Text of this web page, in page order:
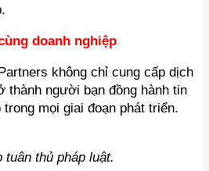
doanh nghiệp
không chỉ cung cấp dịch
thành người bạn đồng hành tin
mọi giai đoạn phát triển.
tuân thủ pháp luật.